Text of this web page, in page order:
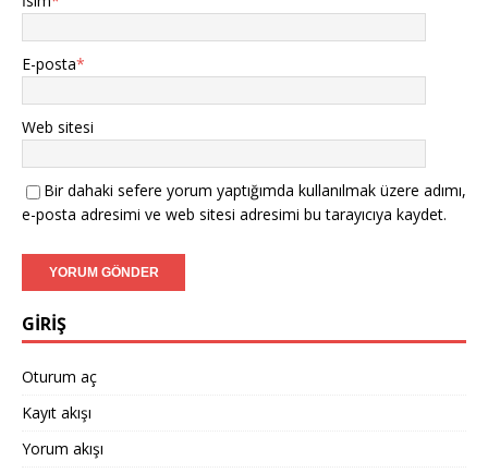
E-posta*
Web sitesi
Bir dahaki sefere yorum yaptığımda kullanılmak üzere adımı,
e-posta adresimi ve web sitesi adresimi bu tarayıcıya kaydet.
GİRİŞ
Oturum aç
Kayıt akışı
Yorum akışı